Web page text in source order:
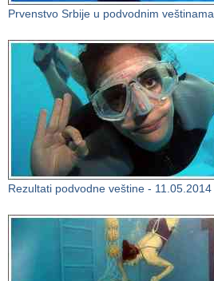
Prvenstvo Srbije u podvodnim veštinama
Rezultati podvodne veštine - 11.05.2014